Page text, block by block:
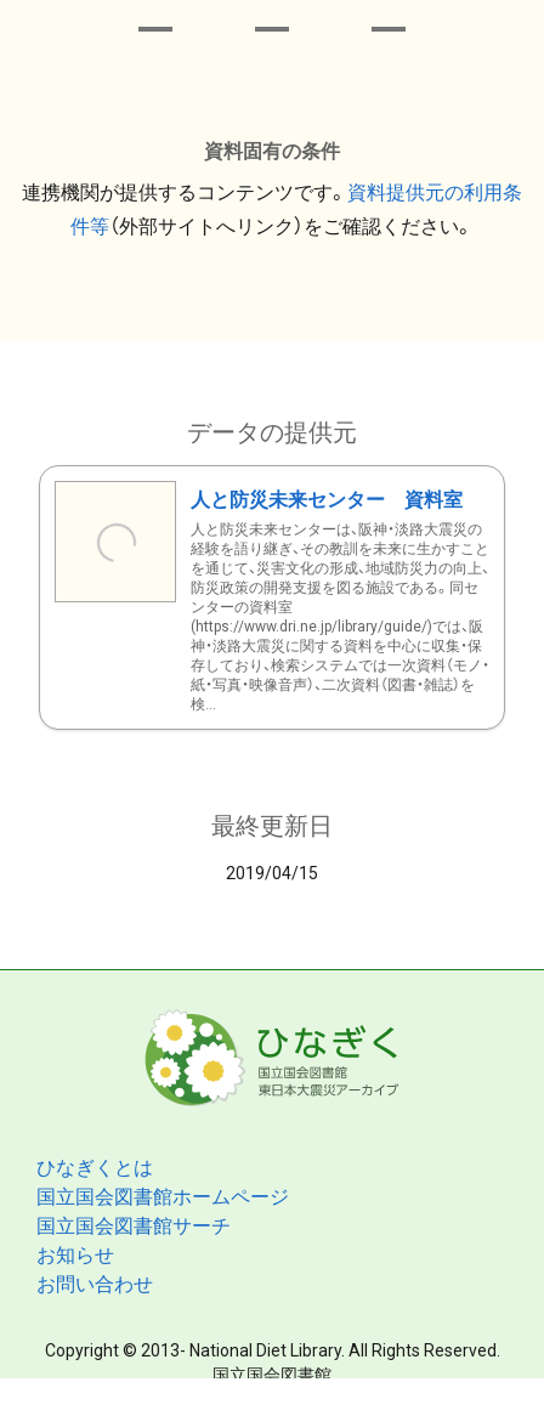
資料固有の条件
連携機関が提供するコンテンツです。 資料提供元の利用条
件等（外部サイトへリンク）をご確認ください。
データの提供元
人と防災未来センター 資料室
人と防災未来センターは、阪神・淡路大震災の
経験を語り継ぎ、その教訓を未来に生かすこと
を通じて、災害文化の形成、地域防災力の向上、
防災政策の開発支援を図る施設である。同セ
ンターの資料室
(https://www.dri.ne.jp/library/guide/)では、阪
神・淡路大震災に関する資料を中心に収集・保
存しており、検索システムでは一次資料（モノ・
紙・写真・映像音声）、二次資料（図書・雑誌）を
検...
最終更新日
2019/04/15
ひなぎくとは
国立国会図書館ホームページ
国立国会図書館サーチ
お知らせ
お問い合わせ
Copyright © 2013- National Diet Library. All Rights Reserved.